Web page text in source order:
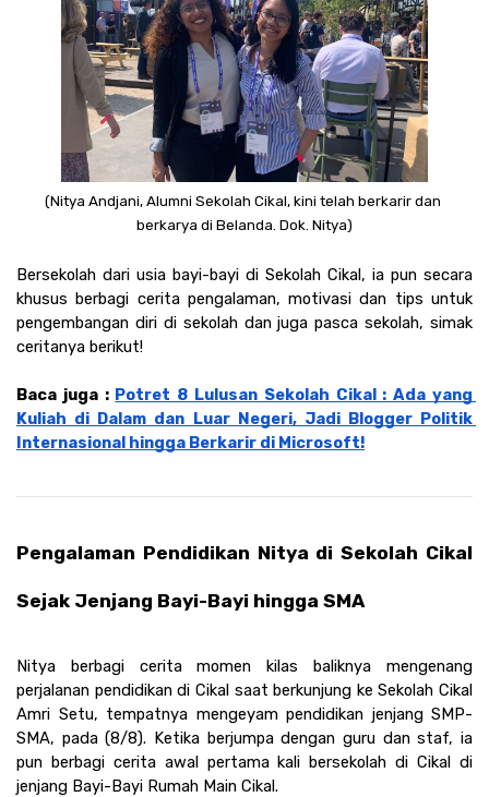
(Nitya Andjani, Alumni Sekolah Cikal, kini telah berkarir dan
berkarya di Belanda. Dok. Nitya)
Bersekolah dari usia bayi-bayi di Sekolah Cikal, ia pun secara
khusus berbagi cerita pengalaman, motivasi dan tips untuk
pengembangan diri di sekolah dan juga pasca sekolah, simak
ceritanya berikut!
Baca juga : Potret 8 Lulusan Sekolah Cikal : Ada yang
Kuliah di Dalam dan Luar Negeri, Jadi Blogger Politik
Internasional hingga Berkarir di Microsoft!
Pengalaman Pendidikan Nitya di Sekolah Cikal
Sejak Jenjang Bayi-Bayi hingga SMA
Nitya berbagi cerita momen kilas baliknya mengenang
perjalanan pendidikan di Cikal saat berkunjung ke Sekolah Cikal
Amri Setu, tempatnya mengeyam pendidikan jenjang SMP-
SMA, pada (8/8). Ketika berjumpa dengan guru dan staf, ia
pun berbagi cerita awal pertama kali bersekolah di Cikal di
jenjang Bayi-Bayi Rumah Main Cikal.